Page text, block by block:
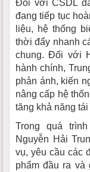
Đối với CSDL
đang tiếp tục
liệu, hệ thống
thời đẩy nhanh
chung. Đối với
hành chính,
phản ánh, kiến
nâng cấp hệ
tăng khả năng
Trong quá
Nguyễn Hải
vụ, yêu cầu các
phẩm đầu ra và